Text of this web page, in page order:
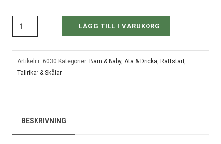
LÄGG TILL I VARUKORG
Artikelnr: 6030 Kategorier: Barn & Baby, Äta & Dricka, Rättstart,
Tallrikar & Skålar
BESKRIVNING